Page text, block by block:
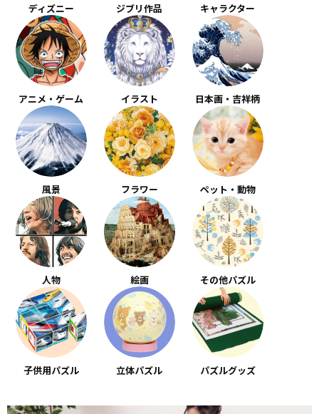
ディズニー ジブリ作品 キャラクター
アニメ・ゲーム イラスト 日本画・吉祥柄
風景 フラワー ペット・動物
人物 絵画 その他パズル
子供用パズル 立体パズル パズルグッズ